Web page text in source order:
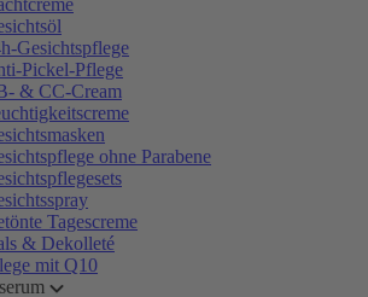
Gesichtspflege
Pickel-Pflege
& CC-Cream
ohne Parabene
Tagescreme
& Dekolleté
mit Q10